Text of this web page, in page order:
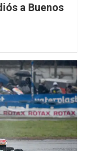
a Buenos